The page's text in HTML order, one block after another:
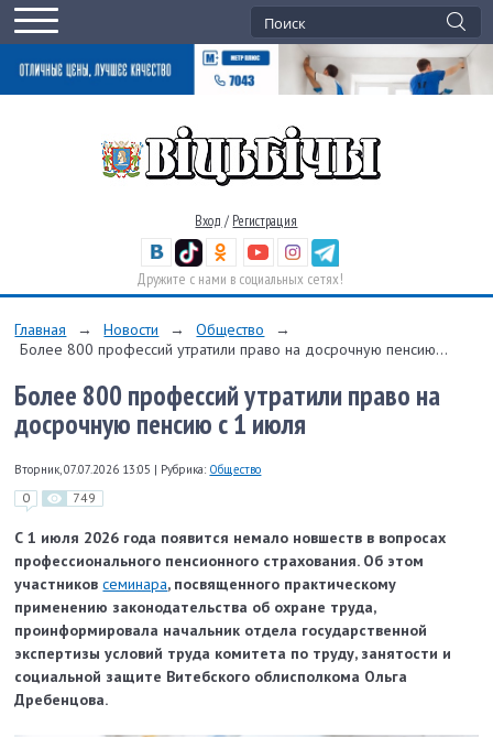
Вход / Регистрация
Дружите с нами в социальных сетях!
Главная → Новости → Общество
→
Более 800 профессий утратили право на досрочную пенсию...
Более 800 профессий утратили право на
досрочную пенсию с 1 июля
Вторник, 07.07.2026 13:05 | Рубрика: Общество
0 749
С 1 июля 2026 года появится немало новшеств в вопросах
профессионального пенсионного страхования. Об этом
участниковсеминара, посвященного практическому
применению законодательства об охране труда,
проинформировала начальник отдела государственной
экспертизы условий труда комитета по труду, занятости и
социальной защите Витебского облисполкома Ольга
Дребенцова.